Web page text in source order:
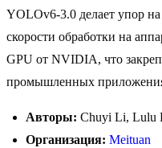
YOLOv6-3.0 делает упор
скорости обработки на
GPU от NVIDIA, что
промышленных
Авторы: Chuyi Li, Lulu
Организация: Meituan